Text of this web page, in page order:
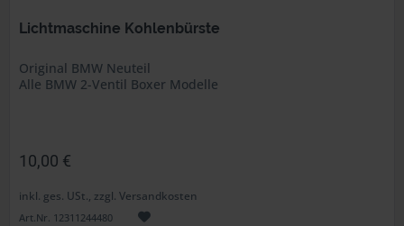
Lichtmaschine Kohlenbürste
Original BMW Neuteil
Alle BMW 2-Ventil Boxer Modelle
10,00 €
inkl. ges. USt., zzgl. Versandkosten
Art.Nr. 12311244480